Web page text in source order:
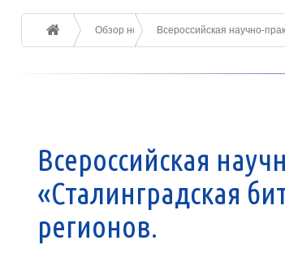
Обзор новостейВсероссийская научно-
Всероссийская
«Сталинградская
регионов.